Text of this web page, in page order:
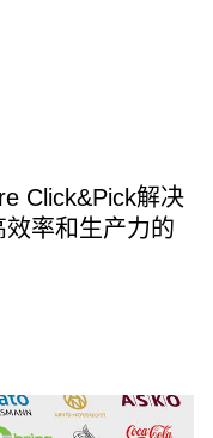
Click&Pick解决
率和生产力的